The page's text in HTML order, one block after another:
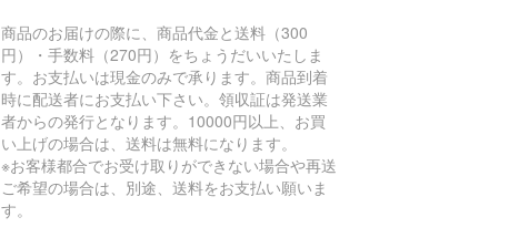
商品のお届けの際に、商品代金と送料（300
円）・手数料（270円）をちょうだいいたしま
す。お支払いは現金のみで承ります。商品到着
時に配送者にお支払い下さい。領収証は発送業
者からの発行となります。10000円以上、お買
い上げの場合は、送料は無料になります。
※お客様都合でお受け取りができない場合や再送
ご希望の場合は、別途、送料をお支払い願いま
す。